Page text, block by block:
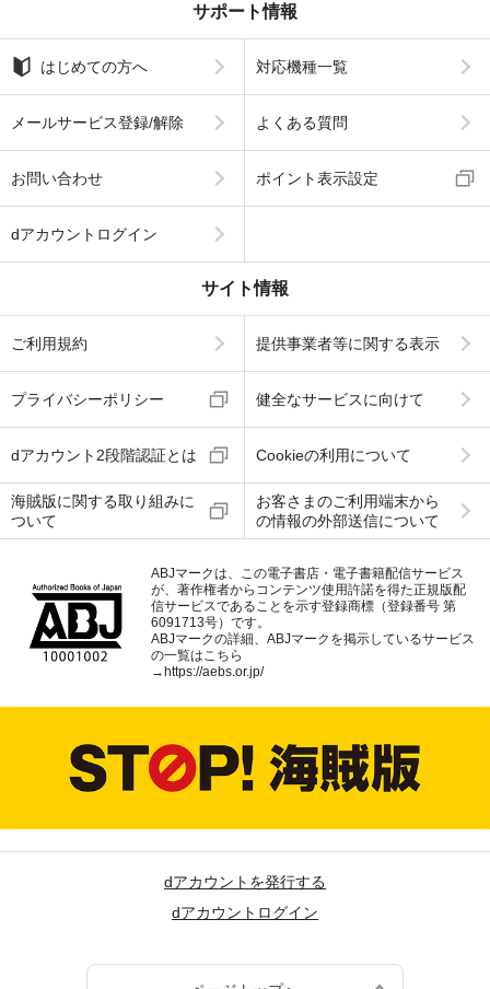
サポート情報
はじめての方へ 対応機種一覧
メールサービス登録/解除 よくある質問
お問い合わせ ポイント表示設定
dアカウントログイン
サイト情報
ご利用規約 提供事業者等に関する表示
プライバシーポリシー 健全なサービスに向けて
dアカウント2段階認証とは Cookieの利用について
海賊版に関する取り組みに
ついて
お客さまのご利用端末から
の情報の外部送信について
ABJマークは、この電子書店・電子書籍配信サービス
が、著作権者からコンテンツ使用許諾を得た正規版配
信サービスであることを示す登録商標（登録番号 第
6091713号）です。
ABJマークの詳細、ABJマークを掲示しているサービス
の一覧はこちら
→https://aebs.or.jp/
dアカウントを発行する
dアカウントログイン